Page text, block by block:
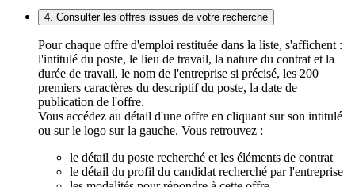
4. Consulter les offres issues de votre recherche
Pour chaque offre d'emploi restituée dans la liste, s'affichent :
l'intitulé du poste, le lieu de travail, la nature du contrat et la
durée de travail, le nom de l'entreprise si précisé, les 200
premiers caractères du descriptif du poste, la date de
publication de l'offre.
Vous accédez au détail d'une offre en cliquant sur son intitulé
ou sur le logo sur la gauche. Vous retrouvez :
le détail du poste recherché et les éléments de contrat
le détail du profil du candidat recherché par l'entreprise